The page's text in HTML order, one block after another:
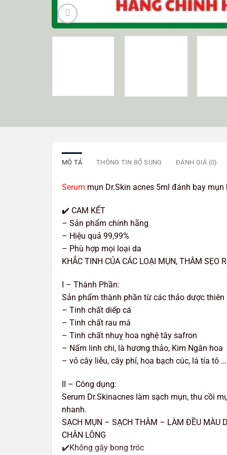
MÔ TẢ THÔNG TIN BỔ SUNG ĐÁNH GIÁ (0)
Serum mụn Dr.Skin acnes 5ml đánh bay
✔️ CAM KẾT
– Sản phẩm chính hãng
– Hiệu quả 99,99%
– Phù hợp mọi loại da
KHẮC TINH CỦA CÁC LOẠI MỤN, THÂM SẸO
I – Thành Phần:
Sản phẩm thành phần từ các thảo dược thiên
– Tinh chất diếp cá
– Tinh chất rau má
– Tinh chất nhuỵ hoa nghệ tây safron
– Nấm linh chi, là hương thảo, Kim Ngân hoa
– vỏ cây liễu, cây phỉ, hoa bạch cúc, lá tía tô …
II – Công dụng:
Serum Dr.Skinacnes làm sạch mụn, thu cồi
nhanh.
SẠCH MỤN – SẠCH THÂM – LÀM ĐỀU MÀU
CHÂN LÔNG
✔️Không gây bong tróc